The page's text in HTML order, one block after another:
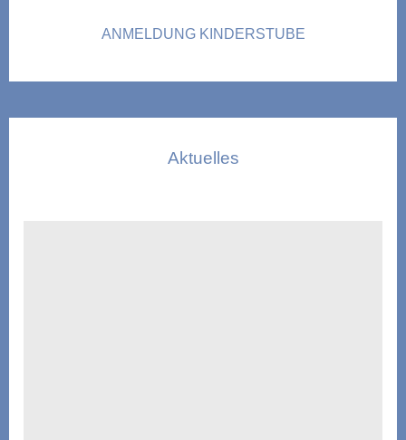
ANMELDUNG KINDERSTUBE
Aktuelles